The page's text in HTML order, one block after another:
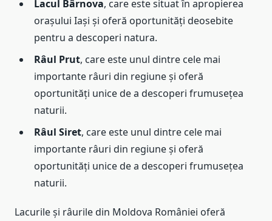
Lacul Bârnova, care este situat în apropierea
orașului Iași și oferă oportunități deosebite
pentru a descoperi natura.
Râul Prut, care este unul dintre cele mai
importante râuri din regiune și oferă
oportunități unice de a descoperi frumusețea
naturii.
Râul Siret, care este unul dintre cele mai
importante râuri din regiune și oferă
oportunități unice de a descoperi frumusețea
naturii.
Lacurile și râurile din Moldova României oferă